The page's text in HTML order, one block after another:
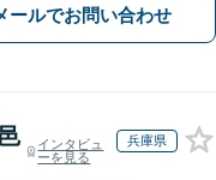
ールでお問い合わせ
インタビュ
ーを見る
兵庫県